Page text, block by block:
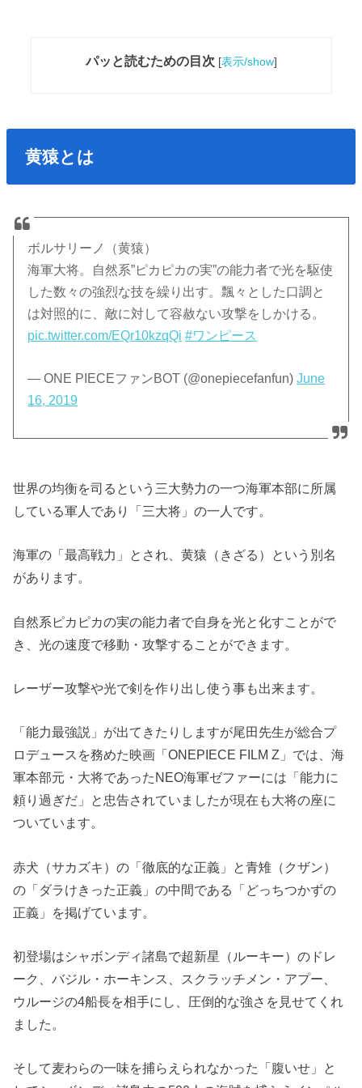
パッと読むための目次 [表示/show]
黄猿とは
ボルサリーノ（黄猿）
海軍大将。自然系”ピカピカの実”の能力者で光を駆使
した数々の強烈な技を繰り出す。飄々とした口調と
は対照的に、敵に対して容赦ない攻撃をしかける。
pic.twitter.com/EQr10kzqQi #ワンピース
— ONE PIECEファンBOT (@onepiecefanfun)June
16, 2019
世界の均衡を司るという三大勢力の一つ海軍本部に所属
している軍人であり「三大将」の一人です。
海軍の「最高戦力」とされ、黄猿（きざる）という別名
があります。
自然系ピカピカの実の能力者で自身を光と化すことがで
き、光の速度で移動・攻撃することができます。
レーザー攻撃や光で剣を作り出し使う事も出来ます。
「能力最強説」が出てきたりしますが尾田先生が総合プ
ロデュースを務めた映画「ONEPIECE FILM Z」では、海
軍本部元・大将であったNEO海軍ゼファーには「能力に
頼り過ぎだ」と忠告されていましたが現在も大将の座に
ついています。
赤犬（サカズキ）の「徹底的な正義」と青雉（クザン）
の「ダラけきった正義」の中間である「どっちつかずの
正義」を掲げています。
初登場はシャボンディ諸島で超新星（ルーキー）のドレ
ーク、バジル・ホーキンス、スクラッチメン・アプー、
ウルージの4船長を相手にし、圧倒的な強さを見せてくれ
ました。
そして麦わらの一味を捕らえられなかった「腹いせ」と